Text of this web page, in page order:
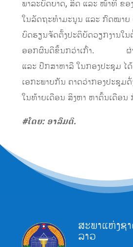
ພາລະບົດບາດ, ສິດ ແລະ ໜ້າທີ່ ຂອ
ໃນລັດຖະທໍາມະນູນ ແລະ ກົດໝາຍ
ບົດຮຽນຈັດຕັ້ງປະຕິບັດວຽກງານໃ
ອອກຜົນດີຂຶ້ນກວ່າເກົ່າ. ຜ່າ
ແລະ ປຶກສາຫາລື ໃນກອງປະຊຸມ ໄ
ເອກະພາບກັນ ຄາດວ່າກອງປະຊຸມດັ່
ໃນທ້າຍເດືອນ ສິງຫາ ຫາຕົ້ນເດືອນ
#ໂດຍ: ອາລົມດີ.
ສະພາແຫ່ງຊ
ລາວ